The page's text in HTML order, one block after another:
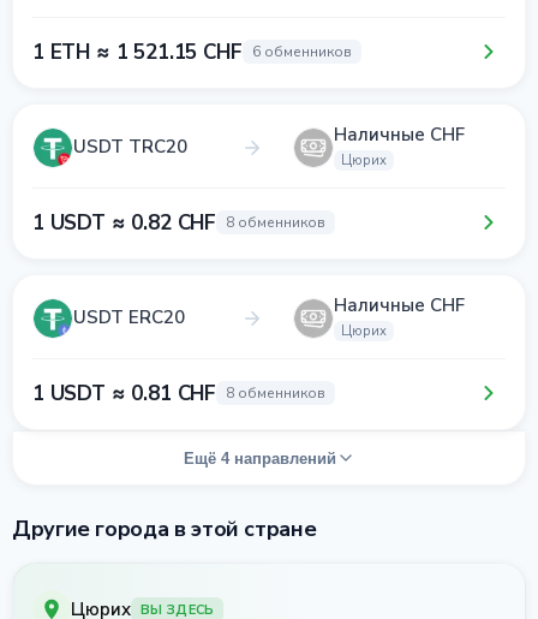
1 ETH ≈ 1 521.15 CHF 6 обменников
USDT TRC20 Наличные CHF
Цюрих
1 USDT ≈ 0.82 CHF 8 обменников
USDT ERC20 Наличные CHF
Цюрих
1 USDT ≈ 0.81 CHF 8 обменников
Ещё 4 направлений
Другие города в этой стране
Цюрих ВЫ ЗДЕСЬ